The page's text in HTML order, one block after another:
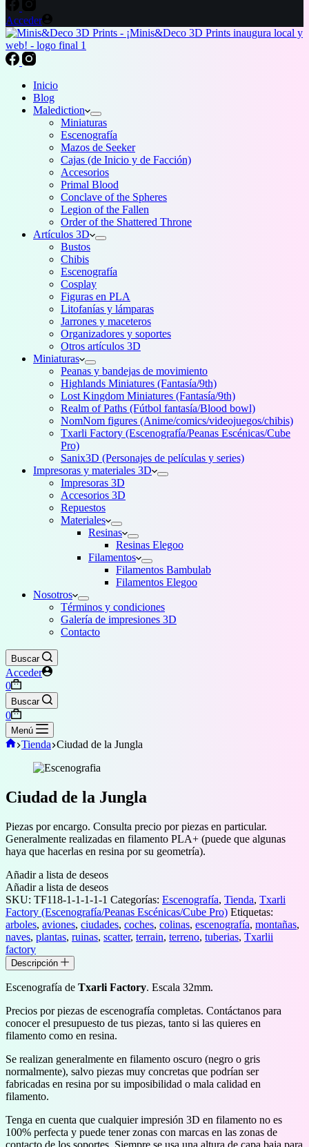
Acceder
Inicio
Blog
Malediction
Miniaturas
Escenografía
Mazos de Seeker
Cajas (de Inicio y de Facción)
Accesorios
Primal Blood
Conclave of the Spheres
Legion of the Fallen
Order of the Shattered Throne
Artículos 3D
Bustos
Chibis
Escenografía
Cosplay
Figuras en PLA
Litofanías y lámparas
Jarrones y maceteros
Organizadores y soportes
Otros artículos 3D
Miniaturas
Peanas y bandejas de movimiento
Highlands Miniatures (Fantasía/9th)
Lost Kingdom Miniatures (Fantasía/9th)
Realm of Paths (Fútbol fantasía/Blood bowl)
NomNom figures (Anime/comics/videojuegos/chibis)
Txarli Factory (Escenografía/Peanas Escénicas/Cube
Pro)
Sanix3D (Personajes de películas y series)
Impresoras y materiales 3D
Impresoras 3D
Accesorios 3D
Repuestos
Materiales
Resinas
Resinas Elegoo
Filamentos
Filamentos Bambulab
Filamentos Elegoo
Nosotros
Términos y condiciones
Galería de impresiones 3D
Contacto
Buscar
Acceder
Carro
de
compra
0
Buscar
Carro
de
compra
0
Menú
Inicio
Tienda Ciudad de la Jungla
Ciudad de la Jungla
Piezas por encargo. Consulta precio por piezas en particular.
Generalmente realizadas en filamento PLA+ (puede que algunas
haya que hacerlas en resina por su geometría).
Añadir a lista de deseos
Añadir a lista de deseos
SKU: TF118-1-1-1-1-1 Categorías: Escenografía, Tienda, Txarli
Factory (Escenografía/Peanas Escénicas/Cube Pro) Etiquetas:
arboles, aviones, ciudades, coches, colinas, escenografía, montañas,
naves, plantas, ruinas, scatter, terrain, terreno, tuberias, Txarlii
factory
Descripción
Escenografía de Txarli Factory. Escala 32mm.
Precios por piezas de escenografía completas. Contáctanos para
conocer el presupuesto de tus piezas, tanto si las quieres en
filamento como en resina.
Se realizan generalmente en filamento oscuro (negro o gris
normalmente), salvo piezas muy concretas que podrían ser
fabricadas en resina por su imposibilidad o mala calidad en
filamento.
Tenga en cuenta que cualquier impresión 3D en filamento no es
100% perfecta y puede tener zonas con marcas en las zonas de
contacto de los soportes. Siempre se usa una altura de capa baja para